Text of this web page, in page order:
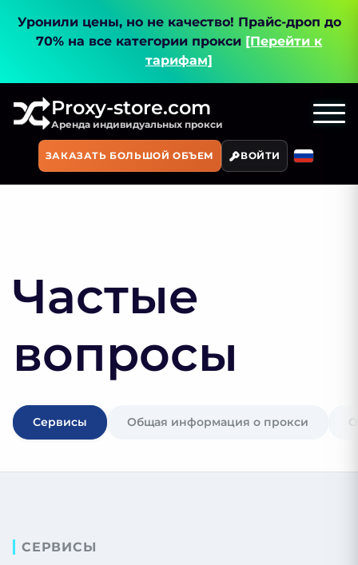
Уронили цены, но не качество! Прайс-дроп до
70% на все категории прокси [Перейти к
тарифам]
Proxy-store.com
Аренда индивидуальных прокси
ЗАКАЗАТЬ БОЛЬШОЙ ОБЪЕМ ВОЙТИ
Частые
вопросы
Сервисы Общая информация о прокси
СЕРВИСЫ